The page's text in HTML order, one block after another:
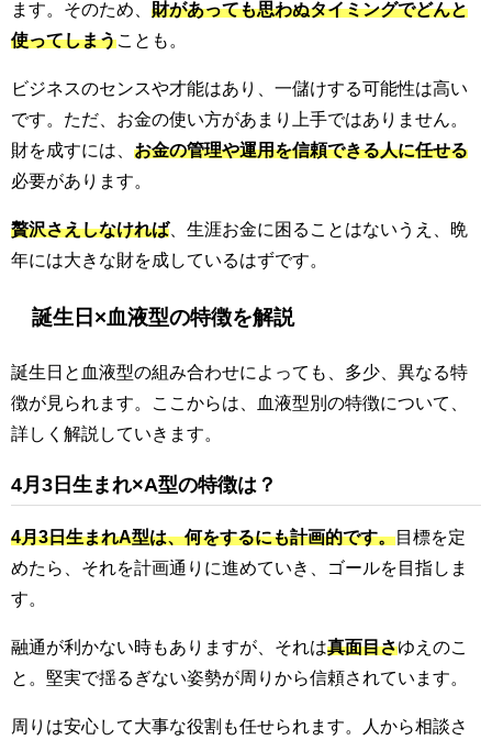
ます。そのため、 財があっても思わぬタイミングでどんと
使ってしまうことも。
ビジネスのセンスや才能はあり、一儲けする可能性は高い
です。ただ、お金の使い方があまり上手ではありません。
財を成すには、 お金の管理や運用を信頼できる人に任せる
必要があります。
贅沢さえしなければ、生涯お金に困ることはないうえ、晩
年には大きな財を成しているはずです。
誕生日×血液型の特徴を解説
誕生日と血液型の組み合わせによっても、多少、異なる特
徴が見られます。ここからは、血液型別の特徴について、
詳しく解説していきます。
4月3日生まれ×A型の特徴は？
4月3日生まれA型は、何をするにも計画的です。目標を定
めたら、それを計画通りに進めていき、ゴールを目指しま
す。
融通が利かない時もありますが、それは真面目さゆえのこ
と。堅実で揺るぎない姿勢が周りから信頼されています。
周りは安心して大事な役割も任せられます。人から相談さ